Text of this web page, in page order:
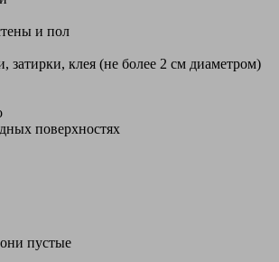
и пол
клея (не более 2 см диаметром)
поверхностях
пустые